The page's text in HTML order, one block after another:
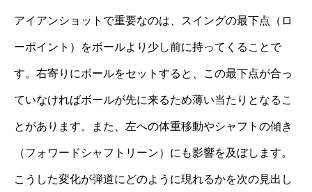
アイアンショットで重要なのは、スイングの最下点（ロ
ーポイント）をボールより少し前に持ってくることで
す。右寄りにボールをセットすると、この最下点が合っ
ていなければボールが先に来るため薄い当たりとなるこ
とがあります。また、左への体重移動やシャフトの傾き
（フォワードシャフトリーン）にも影響を及ぼします。
こうした変化が弾道にどのように現れるかを次の見出し